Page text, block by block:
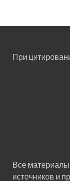
При
Все материалы
источников и